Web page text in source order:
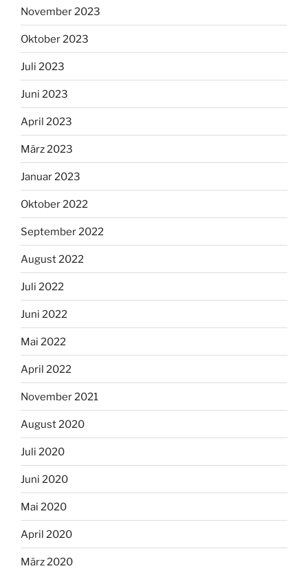
November 2023
Oktober 2023
Juli 2023
Juni 2023
April 2023
März 2023
Januar 2023
Oktober 2022
September 2022
August 2022
Juli 2022
Juni 2022
Mai 2022
April 2022
November 2021
August 2020
Juli 2020
Juni 2020
Mai 2020
April 2020
März 2020